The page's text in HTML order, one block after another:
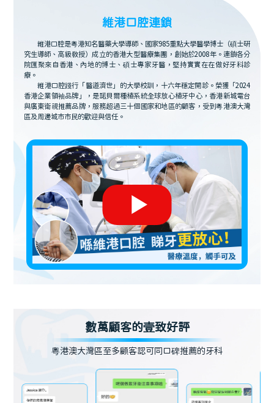
維港口腔連鎖
維港口腔是粵港知名醫藥大學導師、國家985重點大學醫學博士（碩士研
究生導師、高級教授）成立的香港大型醫療集團，創始於2008年。連鎖各分
院匯聚來自香港、內地的博士、碩士專家牙醫，堅持實實在在做好牙科診
療。
維港口腔踐行「醫道濟世」的大學校訓，十六年穩定開診。榮獲「2024
香港企業領袖品牌」，是諾貝爾種植系統全球放心植牙中心，香港新城電台
與廣東衛視推薦品牌，服務超過三十個國家和地區的顧客，受到粵港澳大灣
區及周邊城市市民的歡迎與信任。
數萬顧客的壹致好評
粵港澳大灣區至多顧客認可同口碑推薦的牙科